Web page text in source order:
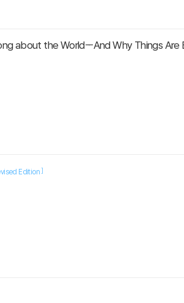
about the World--And Why Things Are
Edition]